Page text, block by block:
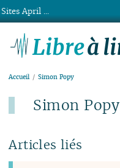
Accueil Simon Popy
Simon Popy
Articles liés
Sites April ...